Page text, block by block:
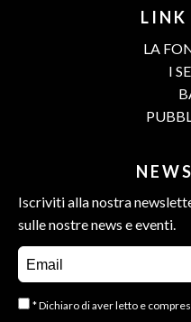
LINK
LA
I
Iscriviti alla nostra
sulle nostre news e eventi.
* Dichiaro di aver letto e